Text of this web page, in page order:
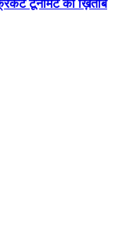
टूर्नामेंट का ख़िताब